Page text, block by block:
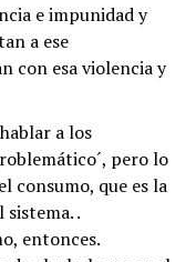
e impunidad y
a ese
con esa violencia y
a los
pero lo
consumo, que es la
.
entonces.